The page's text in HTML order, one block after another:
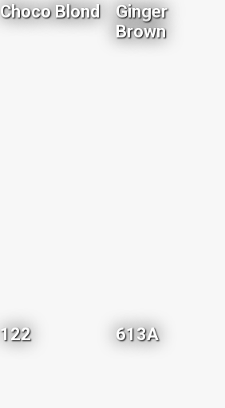
Choco Blond
Ginger
Brown
122 613A